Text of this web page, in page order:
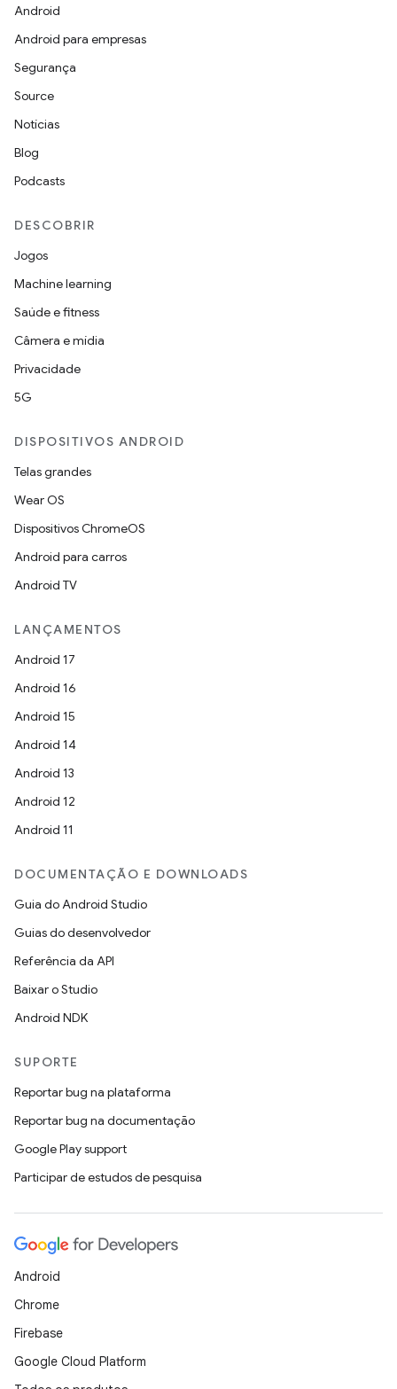
Android
Android para empresas
Segurança
Source
Notícias
Blog
Podcasts
DESCOBRIR
Jogos
Machine learning
Saúde e fitness
Câmera e mídia
Privacidade
5G
DISPOSITIVOS ANDROID
Telas grandes
Wear OS
Dispositivos ChromeOS
Android para carros
Android TV
LANÇAMENTOS
Android 17
Android 16
Android 15
Android 14
Android 13
Android 12
Android 11
DOCUMENTAÇÃO E DOWNLOADS
Guia do Android Studio
Guias do desenvolvedor
Referência da API
Baixar o Studio
Android NDK
SUPORTE
Reportar bug na plataforma
Reportar bug na documentação
Google Play support
Participar de estudos de pesquisa
Android
Chrome
Firebase
Google Cloud Platform